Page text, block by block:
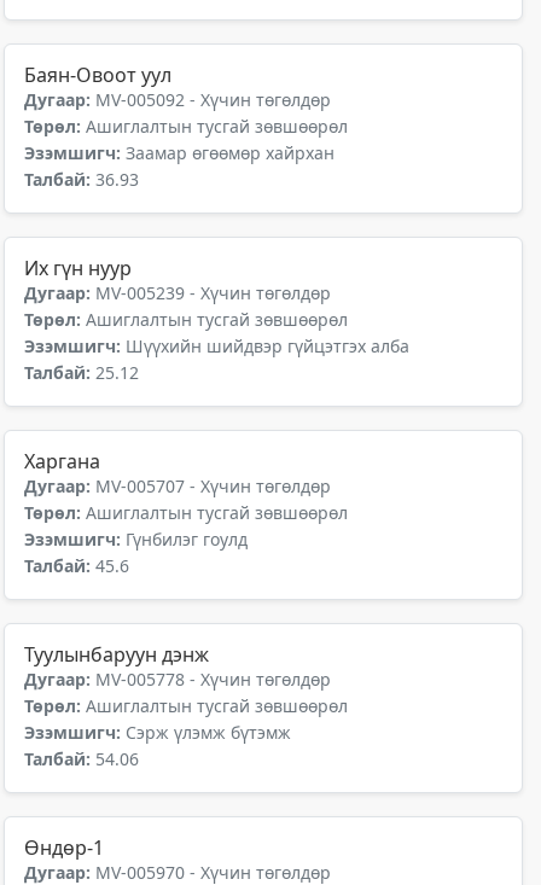
Баян-Овоот уул
Дугаар: MV-005092 - Хүчин төгөлдөр
Төрөл: Ашиглалтын тусгай зөвшөөрөл
Эзэмшигч: Заамар өгөөмөр хайрхан
Талбай: 36.93
Их гүн нуур
Дугаар: MV-005239 - Хүчин төгөлдөр
Төрөл: Ашиглалтын тусгай зөвшөөрөл
Эзэмшигч: Шүүхийн шийдвэр гүйцэтгэх алба
Талбай: 25.12
Харгана
Дугаар: MV-005707 - Хүчин төгөлдөр
Төрөл: Ашиглалтын тусгай зөвшөөрөл
Эзэмшигч: Гүнбилэг гоулд
Талбай: 45.6
Туулынбаруун дэнж
Дугаар: MV-005778 - Хүчин төгөлдөр
Төрөл: Ашиглалтын тусгай зөвшөөрөл
Эзэмшигч: Сэрж үлэмж бүтэмж
Талбай: 54.06
Өндөр-1
Дугаар: MV-005970 - Хүчин төгөлдөр